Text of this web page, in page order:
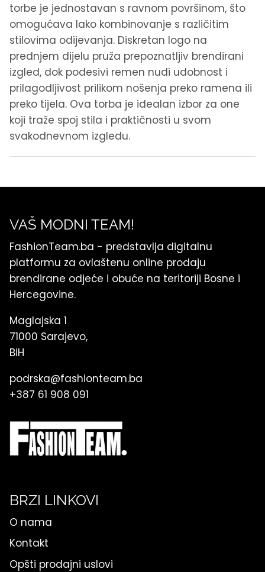
torbe je jednostavan s ravnom površinom, što
omogućava lako kombinovanje s različitim
stilovima odijevanja. Diskretan logo na
prednjem dijelu pruža prepoznatljiv brendirani
izgled, dok podesivi remen nudi udobnost i
prilagodljivost prilikom nošenja preko ramena ili
preko tijela. Ova torba je idealan izbor za one
koji traže spoj stila i praktičnosti u svom
svakodnevnom izgledu.
VAŠ MODNI TEAM!
FashionTeam.ba - predstavlja digitalnu
platformu za ovlaštenu online prodaju
brendirane odjeće i obuće na teritoriji Bosne i
Hercegovine.
Maglajska 1
71000 Sarajevo,
BiH
podrska@fashionteam.ba
+387 61 908 091
BRZI LINKOVI
O nama
Kontakt
Opšti prodajni uslovi